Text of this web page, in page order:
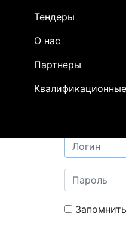
Тендеры
О нас
Партнеры